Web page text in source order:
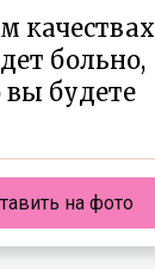
качествах
больно,
вы будете
на фото